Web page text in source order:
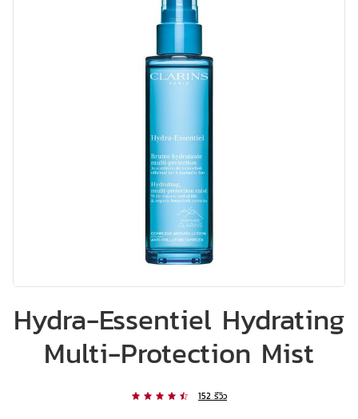
Hydra-Essentiel Hydrating
Multi-Protection Mist
152 รีวิว